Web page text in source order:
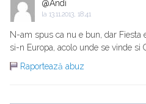
@Andi
la 13.11.2013, 18:41
N-am spus ca nu e bun, dar
si-n Europa, acolo unde se vinde si
Raportează abuz